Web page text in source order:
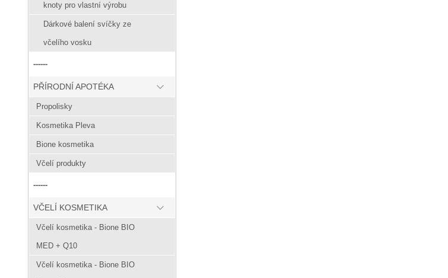
knoty pro vlastní výrobu
Dárkové balení svíčky ze
včelího vosku
------
PŘÍRODNÍ APOTÉKA
Propolisky
Kosmetika Pleva
Bione kosmetika
Včelí produkty
------
VČELÍ KOSMETIKA
Včelí kosmetika - Bione BIO
MED + Q10
Včelí kosmetika - Bione BIO